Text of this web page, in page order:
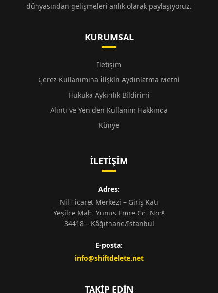
dünyasından gelişmeleri anlık olarak paylaşıyoruz.
KURUMSAL
İletişim
Çerez Kullanımına İlişkin Aydınlatma Metni
Hukuka Aykırılık Bildirimi
Alıntı ve Yeniden Kullanım Hakkında
Künye
İLETIŞIM
Adres:
Nil Ticaret Merkezi – Giriş Katı
Yeşilce Mah. Yunus Emre Cd. No:8
34418 – Kâğıthane/İstanbul
E-posta:
info@shiftdelete.net
TAKIP EDIN